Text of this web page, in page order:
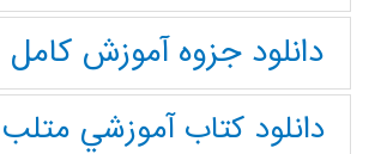
دانلود جزوه آموزش کامل matlab
دانلود كتاب آموزشي متلب